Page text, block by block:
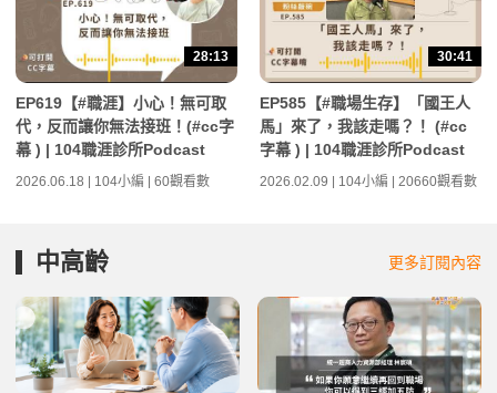
28:13
EP619【#職涯】小心！無可取
代，反而讓你無法接班！(#cc字
幕 ) | 104職涯診所Podcast
2026.06.18 | 104小編 | 60觀看數
30:41
EP585【#職場生存】「國王人
馬」來了，我該走嗎？！ (#cc
字幕 ) | 104職涯診所Podcast
2026.02.09 | 104小編 | 20660觀看數
中高齡 更多訂閱內容